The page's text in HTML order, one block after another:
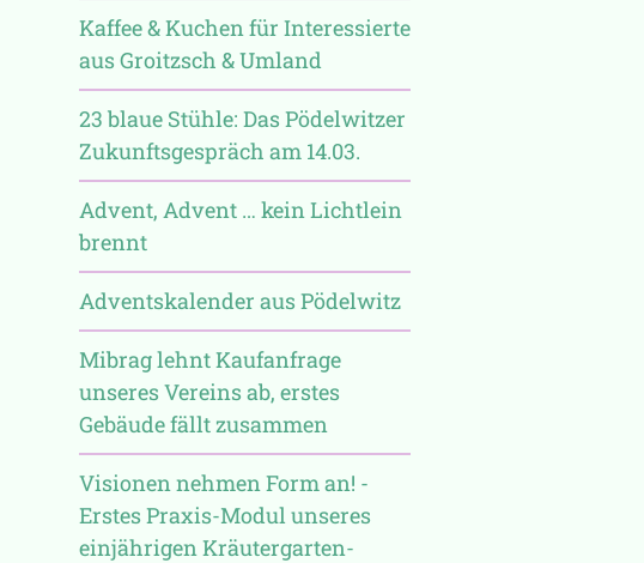
Kaffee & Kuchen für Interessierte
aus Groitzsch & Umland
23 blaue Stühle: Das Pödelwitzer
Zukunftsgespräch am 14.03.
Advent, Advent … kein Lichtlein
brennt
Adventskalender aus Pödelwitz
Mibrag lehnt Kaufanfrage
unseres Vereins ab, erstes
Gebäude fällt zusammen
Visionen nehmen Form an! -
Erstes Praxis-Modul unseres
einjährigen Kräutergarten-